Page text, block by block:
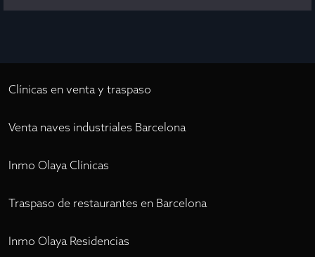
Clínicas en venta y traspaso
Venta naves industriales Barcelona
Inmo Olaya Clínicas
Traspaso de restaurantes en Barcelona
Inmo Olaya Residencias